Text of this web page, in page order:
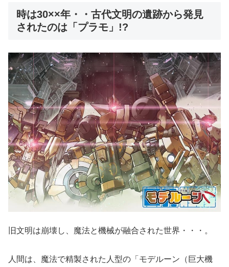
時は30××年・・古代文明の遺跡から発見
されたのは「プラモ」!?
旧文明は崩壊し、魔法と機械が融合された世界・・・。
人間は、魔法で精製された人型の「モデルーン（巨大機